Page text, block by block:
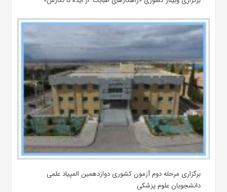
برگزاری مرحله دوم آزمون کشوری دوازدهمین المپیاد علمی
دانشجویان علوم پزشکی